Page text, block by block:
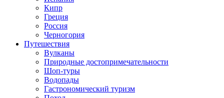
Кипр
Греция
Россия
Черногория
Путешествия
Вулканы
Природные достопримечательности
Шоп-туры
Водопады
Гастрономический туризм